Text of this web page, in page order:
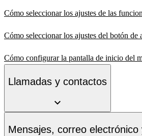
Cómo seleccionar los ajustes de las
Cómo seleccionar los ajustes del botón de
Cómo configurar la pantalla de inicio del
Llamadas y contactos
Mensajes, correo electrónico